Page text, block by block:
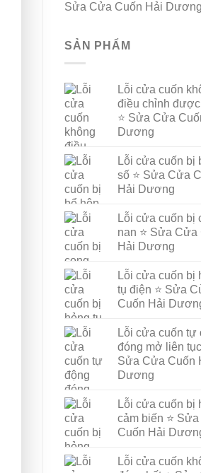
Sửa Cửa Cuốn Hải Dương
SẢN PHẨM
Lỗi cửa cuốn
điều chỉnh
⭐ Sửa Cửa
Dương
Lỗi cửa cuốn bị
số ⭐ Sửa Cửa
Hải Dương
Lỗi cửa cuốn bị
nan ⭐ Sửa Cửa
Hải Dương
Lỗi cửa cuốn bị
tụ điện ⭐ Sửa
Cuốn Hải
Lỗi cửa cuốn tự
đóng mở liên tục
Sửa Cửa Cuốn
Dương
Lỗi cửa cuốn bị
cảm biến ⭐
Cuốn Hải
Lỗi cửa cuốn